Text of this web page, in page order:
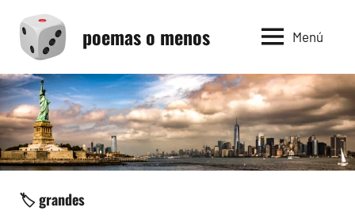
contenido
poemas o menos Menú
🏷️ grandes